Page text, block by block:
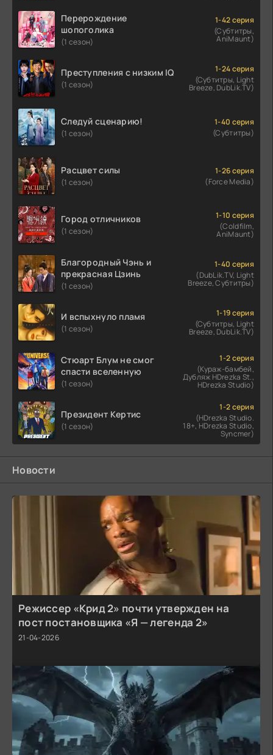
Перерождение
шопоголика
(1 сезон)
1-42 серия
(Субтитры,
AniMaunt)
Преступления с низким IQ
(1 сезон)
1-24 серия
(Субтитры, Light
Breeze, DubLik.TV)
Следуй сценарию!
(1 сезон)
1-40 серия
(Субтитры)
Расцвет силы
(1 сезон)
1-26 серия
(Force Media)
Город отличников
(1 сезон)
1-10 серия
(Coldfilm,
AniMaunt)
Благородный Чэнь и
прекрасная Цзинь
(1 сезон)
1-40 серия
(DubLik.TV, Light
Breeze, Субтитры)
И вспыхнуло пламя
(1 сезон)
1-19 серия
(Субтитры, Light
Breeze, DubLik.TV)
Стюарт Блум не смог
спасти вселенную
(1 сезон)
1-2 серия
(Кураж-бамбей,
Дубляж HDrezka St.,
HDrezka Studio)
Президент Кертис
(1 сезон)
1-2 серия
(HDrezka Studio.
18+, HDrezka Studio,
Syncmer)
Новости
Режиссер «Крид 2» почти утвержден на
пост постановщика «Я — легенда 2»
21-04-2026